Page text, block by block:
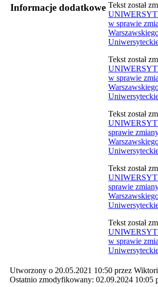
Informacje dodatkowe Tekst został
w sprawie
Tekst został
w sprawie
Tekst został
sprawie
Tekst został
sprawie
​Tekst został
w sprawie
Utworzony o 20.05.2021 10:50 przez
Ostatnio zmodyfikowany: 02.09.2024 10:05